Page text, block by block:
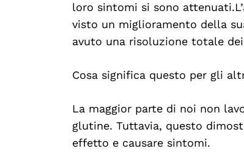
loro sintomi si sono attenuati.
visto un miglioramento della
avuto una risoluzione totale
Cosa significa questo per gli
La maggior parte di noi non
glutine. Tuttavia, questo
effetto e causare sintomi.